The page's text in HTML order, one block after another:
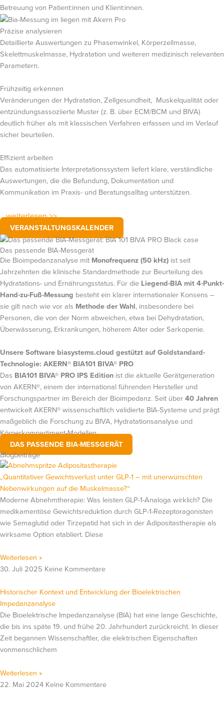
Betreuung von Patient:innen und Klient:innen.
Präzise analysieren
Detaillierte Auswertungen zu Phasenwinkel, Körperzellmasse,
Skelettmuskelmasse, Hydratation und weiteren medizinisch relevanten
Parametern.
Frühzeitig erkennen
Veränderungen der Hydratation, Zellgesundheit, Muskelqualität oder
entzündungsassoziierte Muster (z. B. über ECM/BCM und BIVA)
deutlich früher als mit klassischen Verfahren erfassen und im Verlauf
sicher beurteilen.
Effizient arbeiten
Das automatisierte Interpretationssystem liefert klare, verständliche
Auswertungen, die die Befundung, Dokumentation und
Kommunikation im Praxis- und Beratungsalltag unterstützen.
weiterlesen >>
VERANSTALTUNGSKALENDER
Das passende BIA-Messgerät
Die Bioimpedanzanalyse mit Monofrequenz (50 kHz) ist seit
Jahrzehnten die klinische Standardmethode zur Beurteilung des
Hydratations- und Ernährungsstatus. Für die Liegend-BIA mit 4-Punkt-
Hand-zu-Fuß-Messung besteht ein klarer internationaler Konsens –
sie gilt nach wie vor als Methode der Wahl, insbesondere bei
Personen, die von der Norm abweichen, etwa bei Dehydratation,
Überwässerung, Erkrankungen, höherem Alter oder Sarkopenie.
Unsere Software biasystems.cloud gestützt auf Goldstandard-
Technologie: AKERN® BIA101 BIVA® PRO
Das BIA101 BIVA® PRO IPS Edition ist die aktuelle Gerätgeneration
von AKERN®, einem der international führenden Hersteller und
Forschungspartner im Bereich der Bioimpedanz. Seit über40 Jahren
entwickelt AKERN® wissenschaftlich validierte BIA-Systeme und prägt
maßgeblich die Forschung zu BIVA, Hydratationsanalyse und
Körperkompartiment-Modellen.
DAS PASSENDE BIA-MESSGERÄT
Blogbeiträge
„Quantitativer Gewichtsverlust unter GLP-1 – mit unerwünschten
Nebenwirkungen auf die Muskelmasse?“
Moderne Abnehmtherapie: Was leisten GLP-1-Analoga wirklich? Die
medikamentöse Gewichtsreduktion durch GLP-1-Rezeptoragonisten
wie Semaglutid oder Tirzepatid hat sich in der Adipositastherapie als
wirksame Option etabliert. Diese
Weiterlesen »
30. Juli 2025 Keine Kommentare
Historischer Kontext und Entwicklung der Bioelektrischen
Impedanzanalyse
Die Bioelektrische Impedanzanalyse (BIA) hat eine lange Geschichte,
die bis ins späte 19. und frühe 20. Jahrhundert zurückreicht. In dieser
Zeit begannen Wissenschaftler, die elektrischen Eigenschaften
vonmenschlichem
Weiterlesen »
22. Mai 2024 Keine Kommentare